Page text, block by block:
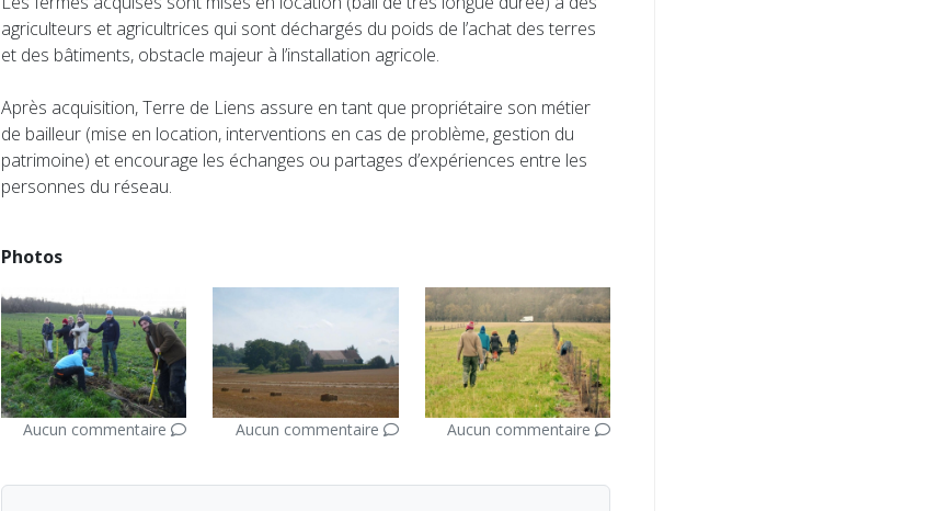
agriculteurs et agricultrices qui sont déchargés du poids de l’achat des terres
et des bâtiments, obstacle majeur à l’installation agricole.
Après acquisition, Terre de Liens assure en tant que propriétaire son métier
de bailleur (mise en location, interventions en cas de problème, gestion du
patrimoine) et encourage les échanges ou partages d’expériences entre les
personnes du réseau.
Photos
Aucun commentaire Aucun commentaire Aucun commentaire